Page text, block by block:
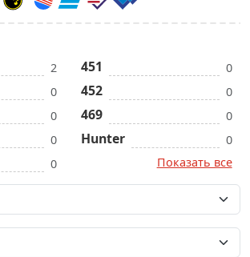
2
0
0
0
0
451 0
452 0
469 0
Hunter
0
Показать все